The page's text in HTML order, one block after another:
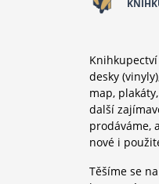
Knihkupectví
desky
map,
další
prodáváme,
nové i
Těšíme se